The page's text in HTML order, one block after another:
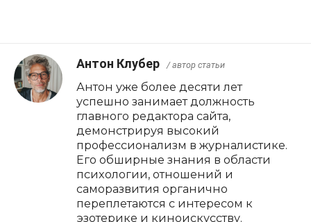
Антон Клубер / автор статьи
Антон уже более десяти лет
успешно занимает должность
главного редактора сайта,
демонстрируя высокий
профессионализм в журналистике.
Его обширные знания в области
психологии, отношений и
саморазвития органично
переплетаются с интересом к
эзотерике и киноискусству.